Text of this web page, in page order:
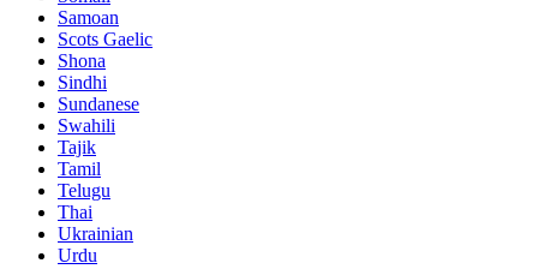
Samoan
Scots Gaelic
Shona
Sindhi
Sundanese
Swahili
Tajik
Tamil
Telugu
Thai
Ukrainian
Urdu